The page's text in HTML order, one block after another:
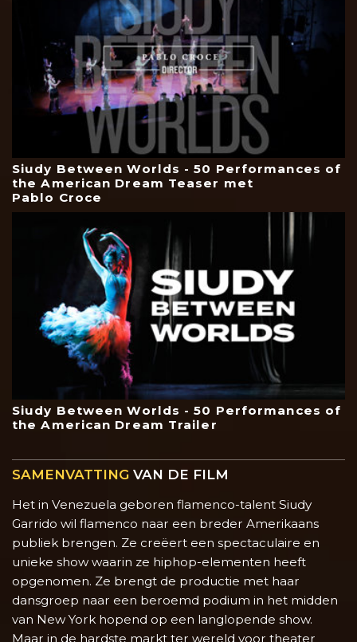
Siudy Between Worlds - 50 Performances of
the American Dream Teaser met
Pablo Croce
Siudy Between Worlds - 50 Performances of
the American Dream Trailer
SAMENVATTING VAN DE FILM
Het in Venezuela geboren flamenco-talent Siudy
Garrido wil flamenco naar een breder Amerikaans
publiek brengen. Ze creëert een spectaculaire en
unieke show waarin ze hiphop-elementen heeft
opgenomen. Ze brengt de productie met haar
dansgroep naar een beroemd podium in het midden
van New York hopend op een langlopende show.
Maar in de hardste markt ter wereld voor theater